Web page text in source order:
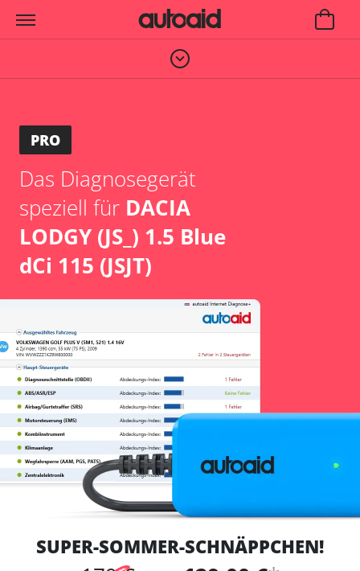
PRO
Das Diagnosegerät
speziell für DACIA
LODGY (JS_) 1.5 Blue
dCi 115 (JSJT)
SUPER-SOMMER-SCHNÄPPCHEN!